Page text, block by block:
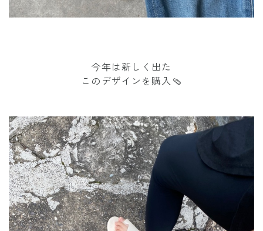
今年は新しく出た
このデザインを購入🩴